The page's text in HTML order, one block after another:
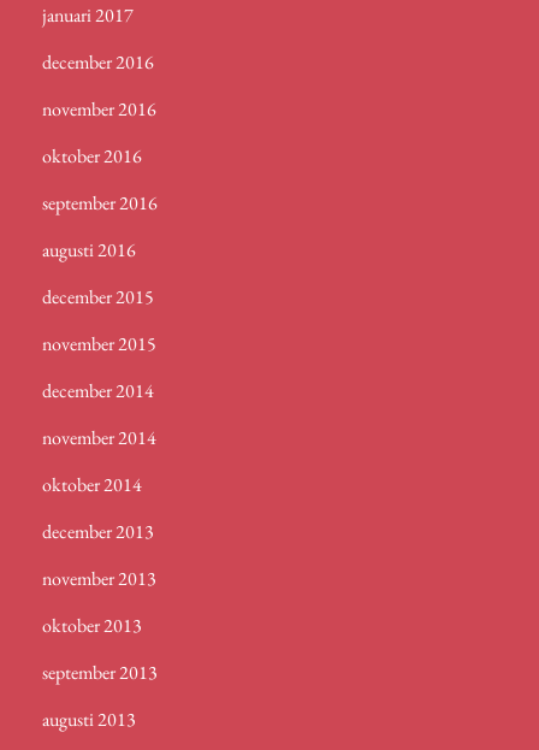
januari 2017
december 2016
november 2016
oktober 2016
september 2016
augusti 2016
december 2015
november 2015
december 2014
november 2014
oktober 2014
december 2013
november 2013
oktober 2013
september 2013
augusti 2013